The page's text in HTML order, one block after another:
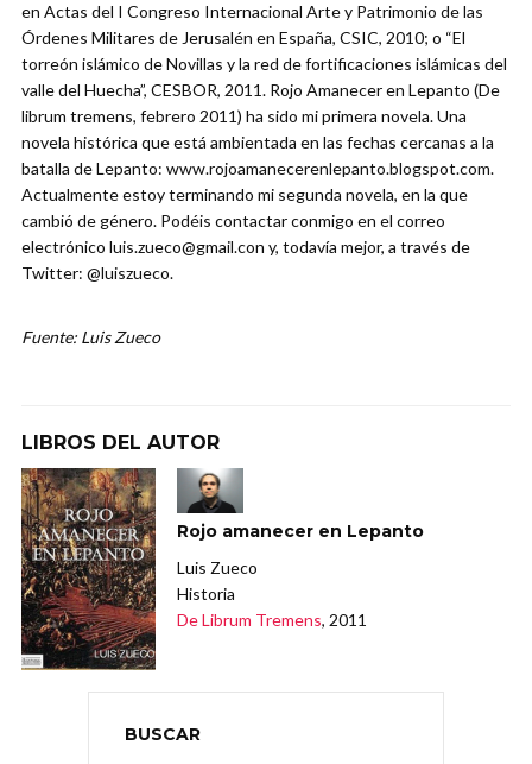
en Actas del I Congreso Internacional Arte y Patrimonio de las
Órdenes Militares de Jerusalén en España, CSIC, 2010; o “El
torreón islámico de Novillas y la red de fortificaciones islámicas del
valle del Huecha”, CESBOR, 2011. Rojo Amanecer en Lepanto (De
librum tremens, febrero 2011) ha sido mi primera novela. Una
novela histórica que está ambientada en las fechas cercanas a la
batalla de Lepanto: www.rojoamanecerenlepanto.blogspot.com.
Actualmente estoy terminando mi segunda novela, en la que
cambió de género. Podéis contactar conmigo en el correo
electrónico luis.zueco@gmail.con y, todavía mejor, a través de
Twitter: @luiszueco.
Fuente: Luis Zueco
LIBROS DEL AUTOR
Rojo amanecer en Lepanto
Luis Zueco
Historia
De Librum Tremens, 2011
BUSCAR